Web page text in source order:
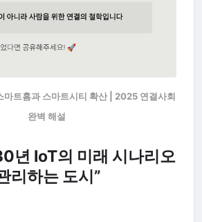
마트홈과 스마트시티 확산 | 2025 연결사회
완벽 해설
년 IoT의 미래 시나리오
리하는 도시”